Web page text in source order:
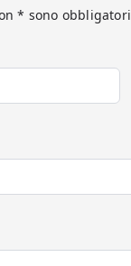
* sono obbligatori